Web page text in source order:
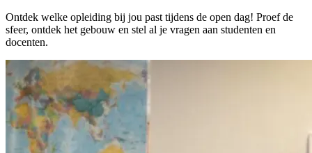
Ontdek welke opleiding bij jou past tijdens de open dag! Proef de
sfeer, ontdek het gebouw en stel al je vragen aan studenten en
docenten.